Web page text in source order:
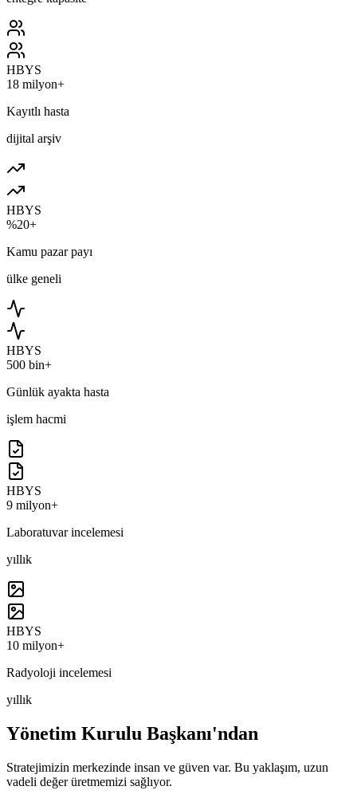
HBYS
18 milyon+
Kayıtlı hasta
dijital arşiv
HBYS
%20+
Kamu pazar payı
ülke geneli
HBYS
500 bin+
Günlük ayakta hasta
işlem hacmi
HBYS
9 milyon+
Laboratuvar incelemesi
yıllık
HBYS
10 milyon+
Radyoloji incelemesi
yıllık
Yönetim Kurulu Başkanı'ndan
Stratejimizin merkezinde insan ve güven var. Bu yaklaşım, uzun
vadeli değer üretmemizi sağlıyor.